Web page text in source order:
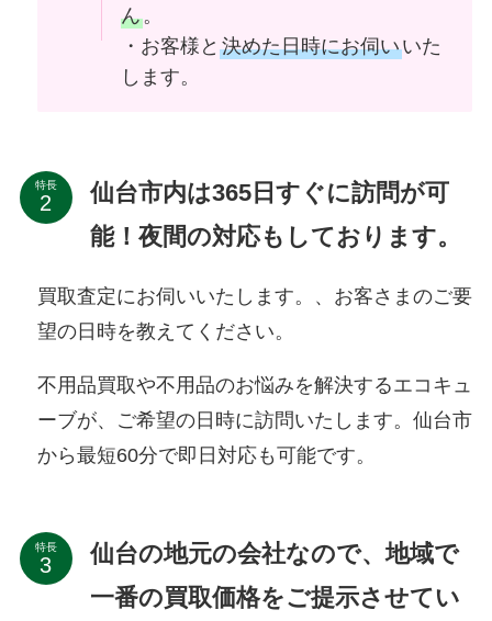
ん。
・お客様と決めた日時にお伺いいた
します。
特長
仙台市内は365日すぐに訪問が可
能！夜間の対応もしております。
買取査定にお伺いいたします。、お客さまのご要
望の日時を教えてください。
不用品買取や不用品のお悩みを解決するエコキュ
ーブが、ご希望の日時に訪問いたします。仙台市
から最短60分で即日対応も可能です。
特長
仙台の地元の会社なので、地域で
一番の買取価格をご提示させてい